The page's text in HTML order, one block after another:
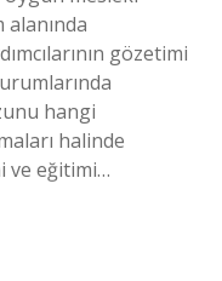
gözetimi
hangi
halinde
ve eğitimi…